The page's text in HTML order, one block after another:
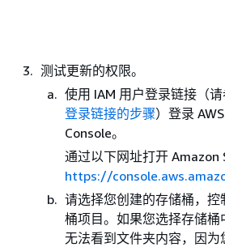
测试更新的权限。
使用 IAM 用户登录链接（
登录链接的步骤）登录
Console。
通过以下网址打开 Amazon
https://
请选择您创建的存储桶，
桶项目。如果您选择存储
无法看到文件夹内容，因为